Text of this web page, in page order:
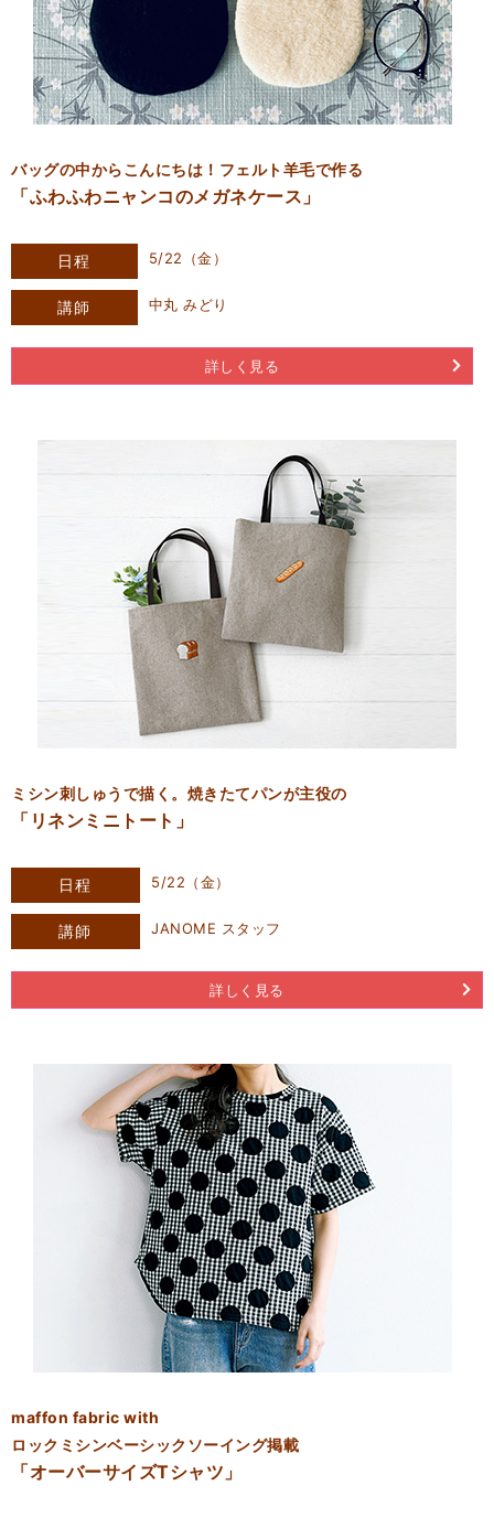
バッグの中からこんにちは！フェルト羊毛で作る
「ふわふわニャンコのメガネケース」
日程 5/22（金）
講師 中丸 みどり
詳しく見る
ミシン刺しゅうで描く。焼きたてパンが主役の
「リネンミニトート」
日程 5/22（金）
講師 JANOME スタッフ
詳しく見る
maffon fabric with
ロックミシンベーシックソーイング掲載
「オーバーサイズTシャツ」